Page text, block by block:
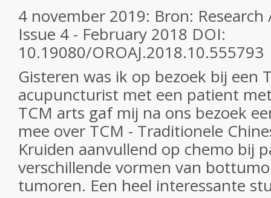
4 november 2019: Bron: Research
Issue 4 - February 2018 DOI:
10.19080/OROAJ.2018.10.555793
Gisteren was ik op bezoek bij een
acupuncturist met een patient
TCM arts gaf mij na ons bezoek
mee over TCM - Traditionele
Kruiden aanvullend op chemo bij
verschillende vormen van
tumoren. Een heel interessante